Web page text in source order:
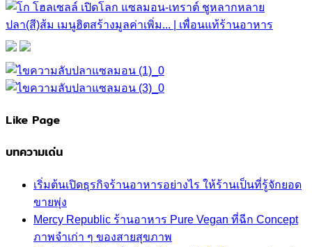
Like Page
บทความเด่น
เริ่มต้นเปิดธุรกิจร้านอาหารอย่างไร ให้ร้านเป็นที่รู้จักยอด
ขายพุ่ง
Mercy Republic ร้านอาหาร Pure Vegan ที่ฉีก Concept
ภาพจำเก่า ๆ ของสายสุขภาพ